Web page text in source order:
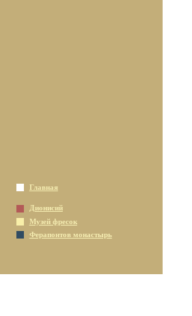
Главная
Дионисий
Музей фресок
Ферапонтов монастырь